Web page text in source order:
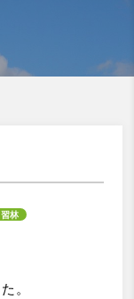
林
。